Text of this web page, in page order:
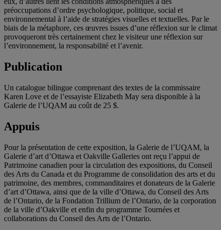
préoccupations d’ordre psychologique, politique, social et
environnemental à l’aide de stratégies visuelles et textuelles. Par le
biais de la métaphore, ces œuvres issues d’une réflexion sur le climat
provoqueront très certainement chez le visiteur une réflexion sur
l’environnement, la responsabilité et l’avenir.
Publication
Un catalogue bilingue comprenant des textes de la commissaire
Karen Love et de l’essayiste Elizabeth May sera disponible à la
Galerie de l’UQAM au coût de 25 $.
Appuis
Pour la présentation de cette exposition, la Galerie de l’UQAM, la
Galerie d’art d’Ottawa et Oakville Galleries ont reçu l’appui de
Patrimoine canadien pour la circulation des expositions, du Conseil
des Arts du Canada et du Programme de consolidation des arts et du
patrimoine, des membres, commanditaires et donateurs de la Galerie
d’art d’Ottawa, ainsi que de la ville d’Ottawa, du Conseil des Arts
de l’Ontario, de la Fondation Trillium de l’Ontario, de la corporation
de la ville d’Oakville et enfin du programme Tournées et
collaborations du Conseil des Arts de l’Ontario.